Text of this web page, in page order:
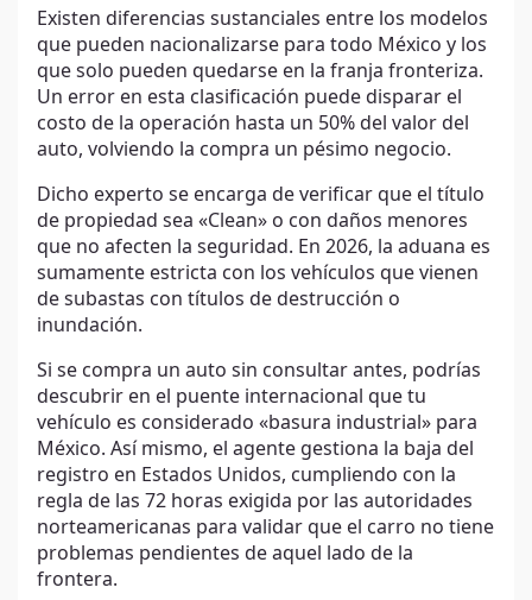
Existen diferencias sustanciales entre los modelos
que pueden nacionalizarse para todo México y los
que solo pueden quedarse en la franja fronteriza.
Un error en esta clasificación puede disparar el
costo de la operación hasta un 50% del valor del
auto, volviendo la compra un pésimo negocio.
Dicho experto se encarga de verificar que el título
de propiedad sea «Clean» o con daños menores
que no afecten la seguridad. En 2026, la aduana es
sumamente estricta con los vehículos que vienen
de subastas con títulos de destrucción o
inundación.
Si se compra un auto sin consultar antes, podrías
descubrir en el puente internacional que tu
vehículo es considerado «basura industrial» para
México. Así mismo, el agente gestiona la baja del
registro en Estados Unidos, cumpliendo con la
regla de las 72 horas exigida por las autoridades
norteamericanas para validar que el carro no tiene
problemas pendientes de aquel lado de la
frontera.